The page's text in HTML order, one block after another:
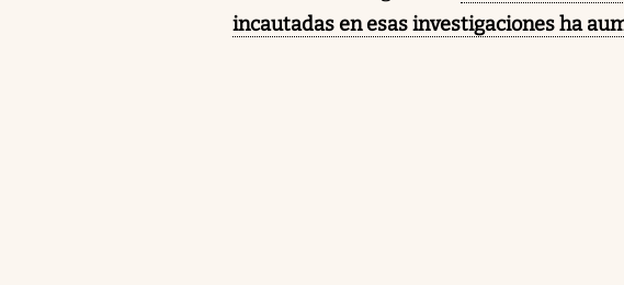
incautadas en esas investigaciones ha